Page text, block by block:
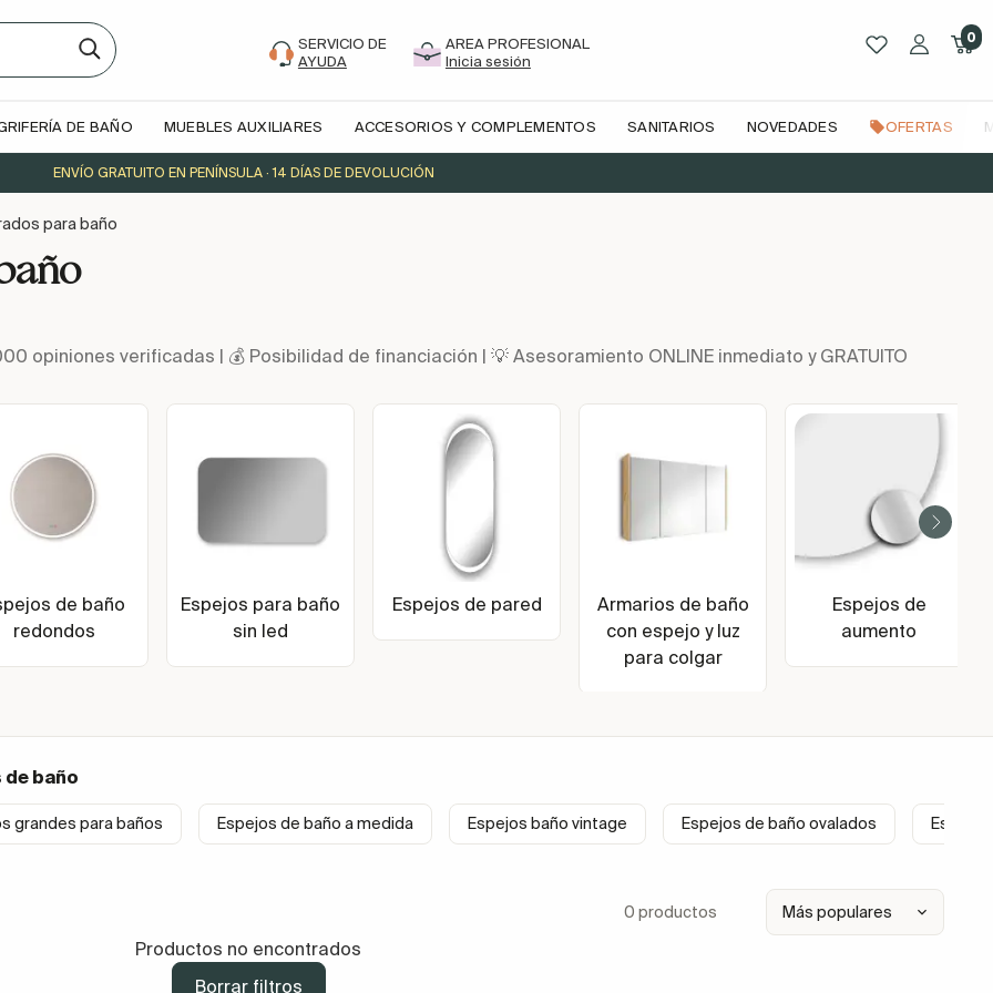
SERVICIO DE
AYUDA
AREA PROFESIONAL
Inicia sesión
0
DE BAÑO MUEBLES AUXILIARES ACCESORIOS Y COMPLEMENTOS SANITARIOS NOVEDADES OFERTAS
ENVÍO GRATUITO EN PENÍNSULA · 14 DÍAS DE DEVOLUCIÓN
para baño
opiniones verificadas | 💰 Posibilidad de financiación | 💡 Asesoramiento ONLINE inmediato y GRATUITO
de baño
redondos
Espejos para baño
sin led
Espejos de pared
Armarios de baño
con espejo y luz
para colgar
Espejos de
aumento
baño
grandes para baños Espejos de baño a medida Espejos baño vintage Espejos de baño ovalados Espejo
0 productos
Productos no encontrados
Borrar filtros